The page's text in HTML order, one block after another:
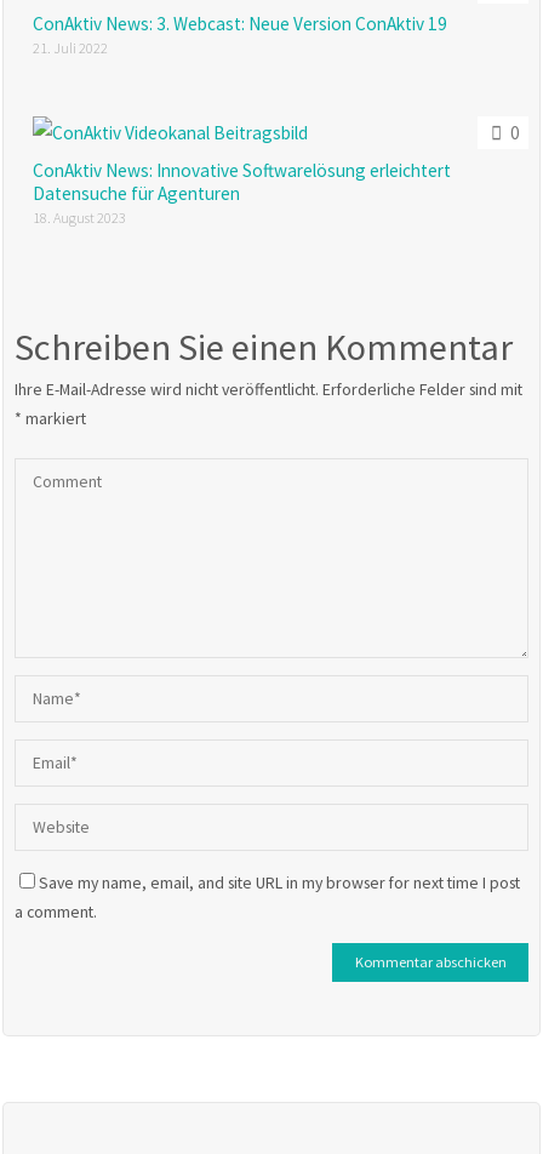
ConAktiv News: 3. Webcast: Neue Version ConAktiv 19
21. Juli 2022
0
ConAktiv News: Innovative Softwarelösung erleichtert
Datensuche für Agenturen
18. August 2023
Schreiben Sie einen Kommentar
Ihre E-Mail-Adresse wird nicht veröffentlicht. Erforderliche Felder sind mit
* markiert
Save my name, email, and site URL in my browser for next time I post
a comment.